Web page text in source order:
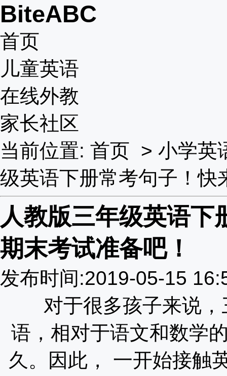
BiteABC
首页
儿童英语
在线外教
家长社区
当前位置: 首页 > 小学英
级英语下册常考句子！快
人教版三年级英语下
期末考试准备吧！
发布时间:2019-05-15
对于很多孩子来说
语，相对于语文和数学
久。因此， 一开始接触